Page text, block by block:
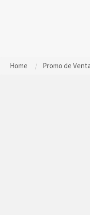
Home Promo de